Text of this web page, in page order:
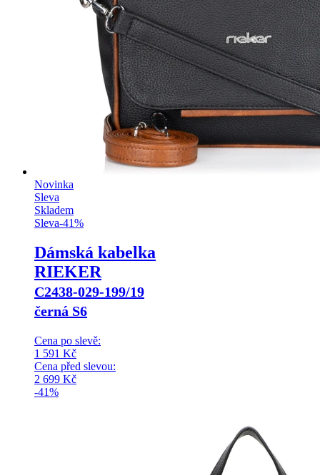
Novinka
Sleva
Skladem
Sleva-41%
Dámská kabelka
RIEKER
C2438-029-199/19
černá S6
Cena po slevě:
1 591 Kč
Cena před slevou:
2 699 Kč
-41%